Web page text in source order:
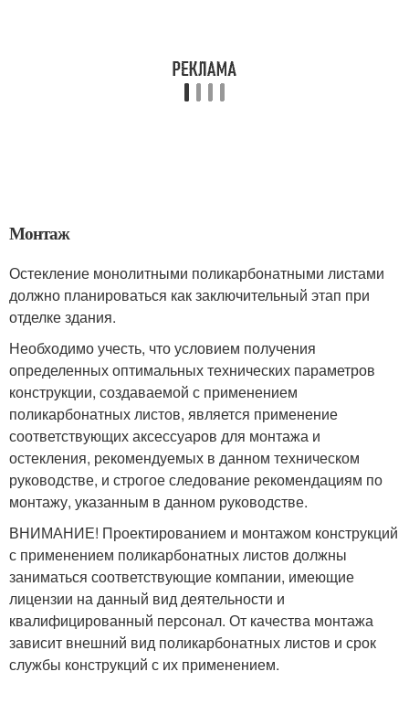
Монтаж
Остекление монолитными поликарбонатными листами
должно планироваться как заключительный этап при
отделке здания.
Необходимо учесть, что условием получения
определенных оптимальных технических параметров
конструкции, создаваемой с применением
поликарбонатных листов, является применение
соответствующих аксессуаров для монтажа и
остекления, рекомендуемых в данном техническом
руководстве, и строгое следование рекомендациям по
монтажу, указанным в данном руководстве.
ВНИМАНИЕ! Проектированием и монтажом конструкций
с применением поликарбонатных листов должны
заниматься соответствующие компании, имеющие
лицензии на данный вид деятельности и
квалифицированный персонал. От качества монтажа
зависит внешний вид поликарбонатных листов и срок
службы конструкций с их применением.